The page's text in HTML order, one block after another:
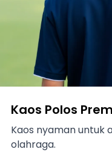
Kaos Polos
Kaos nyaman untuk
olahraga.